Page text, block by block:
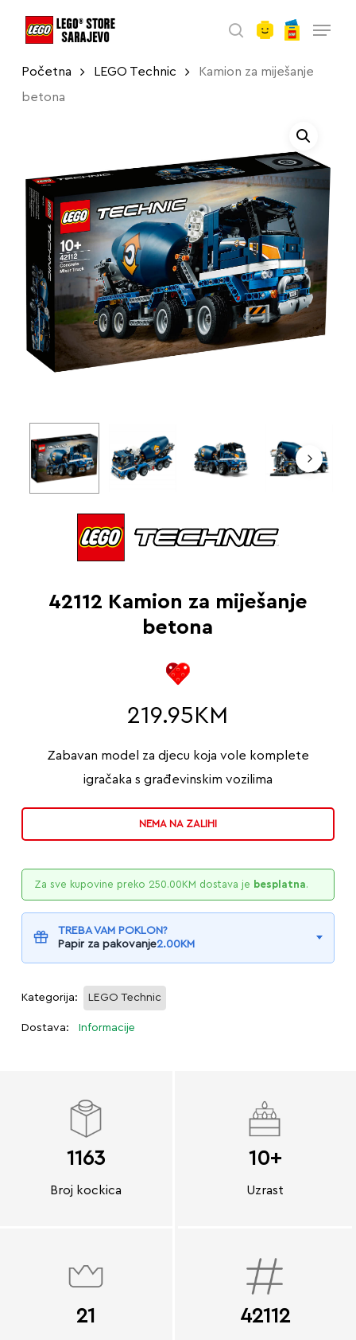
search
Početna LEGO Technic Kamion za miješanje
betona
42112 Kamion za miješanje
betona
219.95 KM
Zabavan model za djecu koja vole komplete
igračaka s građevinskim vozilima
NEMA NA ZALIHI
Za sve kupovine preko 250.00KM dostava je besplatna.
TREBA VAM POKLON?
Papir za pakovanje2.00KM
Kategorija: LEGO Technic
Dostava: Informacije
1163
Broj kockica
10+
Uzrast
21 42112